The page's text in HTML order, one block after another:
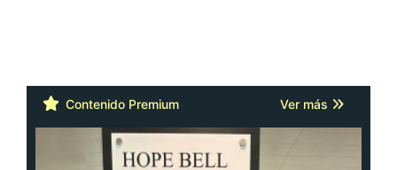
Contenido Premium Ver más